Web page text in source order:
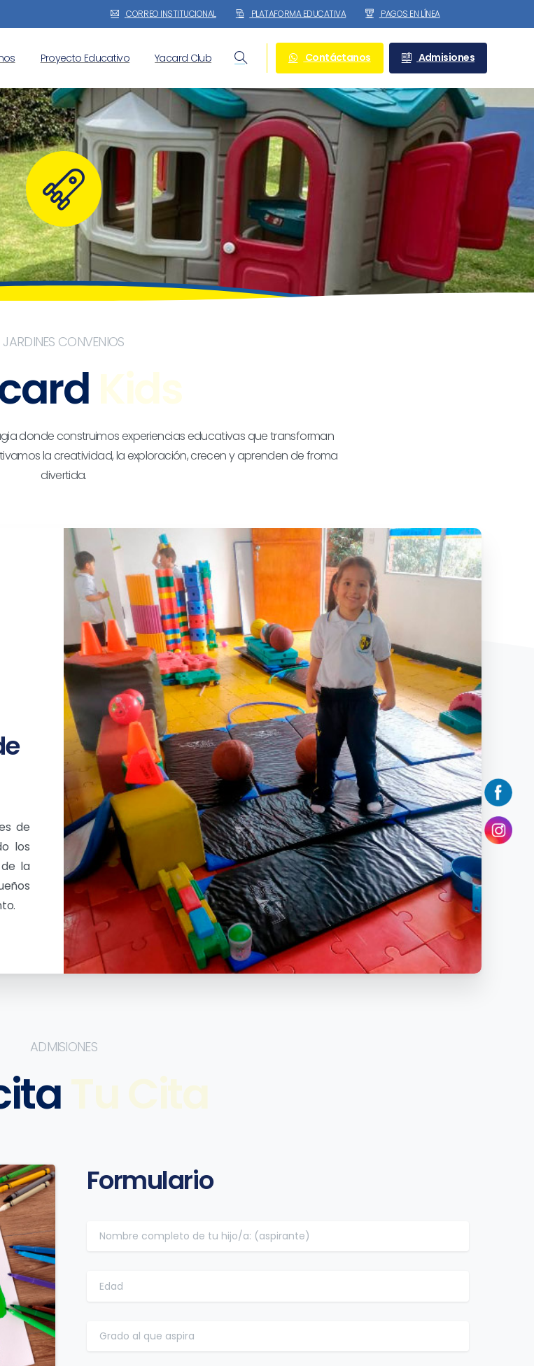
CORREO INSTITUCIONAL PLATAFORMA EDUCATIVA PAGOS EN LÍNEA
Proyecto Educativo Yacard Club
Search
Contáctanos Admisiones
JARDINES CONVENIOS
Kids
donde construimos experiencias educativas que transforman
la creatividad, la exploración, crecen y aprenden de froma
divertida.
de
los
la
ADMISIONES
Tu Cita
Formulario